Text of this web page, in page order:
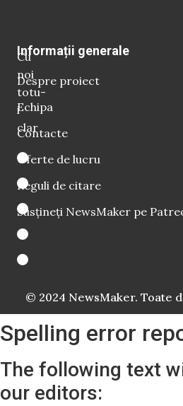
Cu
noi
totu-
i
clar
Informații generale
Despre proiect
Echipa
Contacte
Oferte de lucru
Reguli de citare
Susțineți NewsMaker pe
© 2024 NewsMaker. Toate
Spelling error
The following text
our editors: